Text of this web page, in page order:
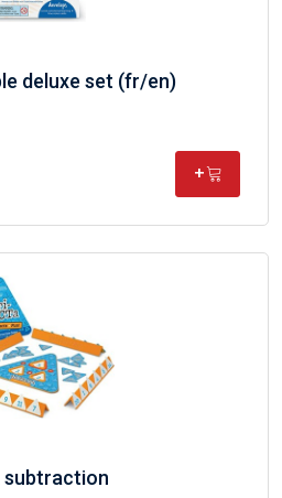
deluxe set (fr/en)
+
subtraction